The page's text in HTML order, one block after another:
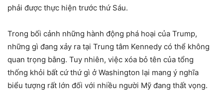
phải được thực hiện trước thứ Sáu.
Trong bối cảnh những hành động phá hoại của Trump,
những gì đang xảy ra tại Trung tâm Kennedy có thể không
quan trọng bằng. Tuy nhiên, việc xóa bỏ tên của tổng
thống khỏi bất cứ thứ gì ở Washington lại mang ý nghĩa
biểu tượng rất lớn đối với nhiều người Mỹ đang thất vọng.